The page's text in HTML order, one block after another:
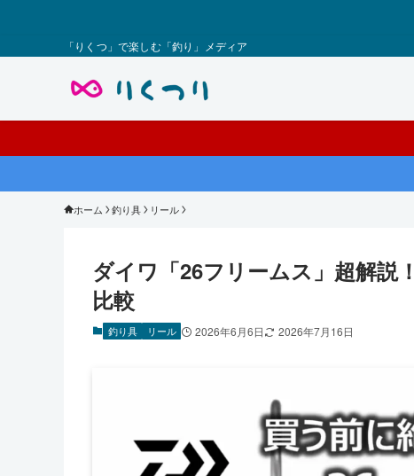
「りくつ」で楽しむ「釣り」メディア
ホーム 釣り具 リール
ダイワ「26フリームス」超解説
比較
釣り具 リール 2026年6月6日 2026年7月16日